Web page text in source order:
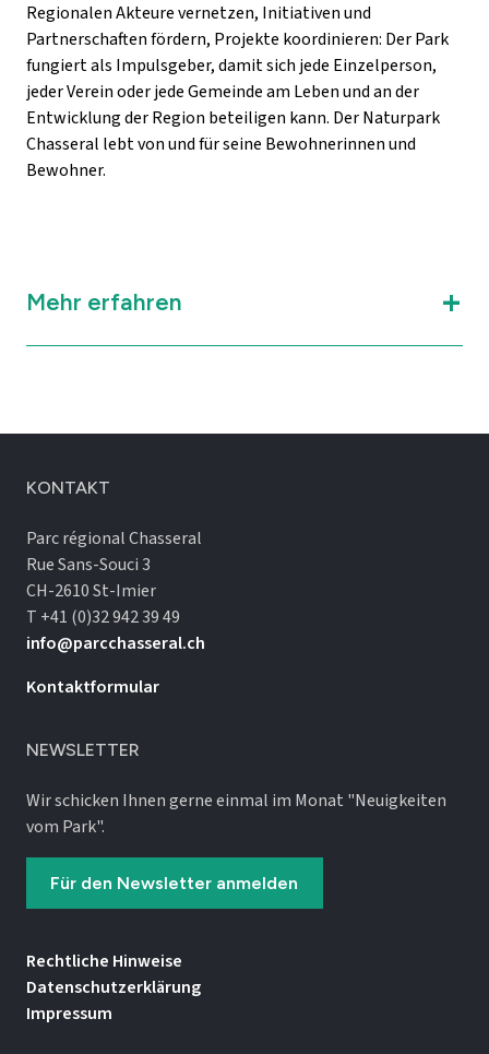
Regionalen Akteure vernetzen, Initiativen und
Partnerschaften fördern, Projekte koordinieren: Der Park
fungiert als Impulsgeber, damit sich jede Einzelperson,
jeder Verein oder jede Gemeinde am Leben und an der
Entwicklung der Region beteiligen kann. Der Naturpark
Chasseral lebt von und für seine Bewohnerinnen und
Bewohner.
Mehr erfahren
KONTAKT
Parc régional Chasseral
Rue Sans-Souci 3
CH-2610 St-Imier
T +41 (0)32 942 39 49
info@parcchasseral.ch
Kontaktformular
NEWSLETTER
Wir schicken Ihnen gerne einmal im Monat "Neuigkeiten
vom Park".
Für den Newsletter anmelden
Rechtliche Hinweise
Datenschutz­erklärung
Impressum